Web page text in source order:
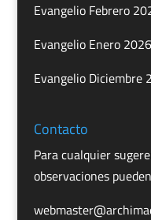
Evangelio Febrero
Evangelio Enero 2026
Evangelio Diciembre
Contacto
Para cualquier
observaciones